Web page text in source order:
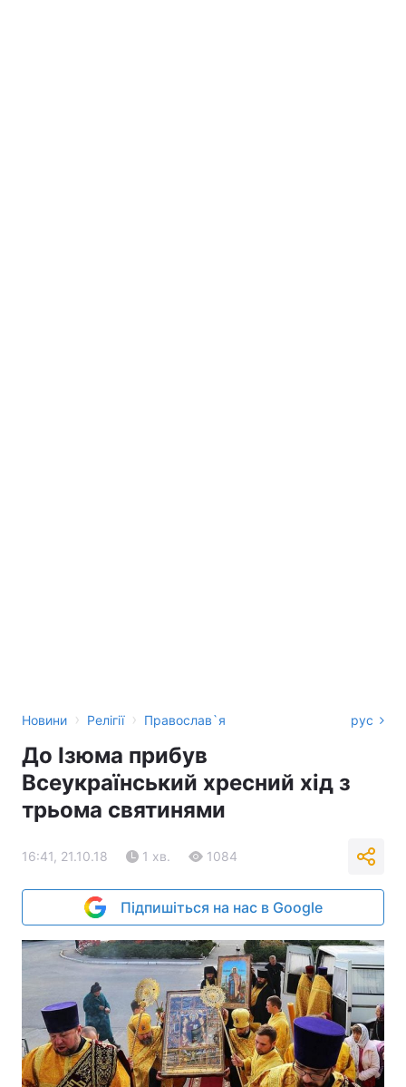
Новини › Релігії › Православ`я рус
До Ізюма прибув
Всеукраїнський хресний хід з
трьома святинями
16:41, 21.10.18 1 хв. 1084
Підпишіться на нас в Google